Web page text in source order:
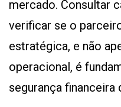
mercado. Consultar
verificar se o
estratégica, e não
operacional, é
segurança financeira